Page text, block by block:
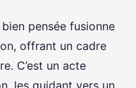
pensée fusionne
offrant un cadre
C’est un acte
les guidant vers un